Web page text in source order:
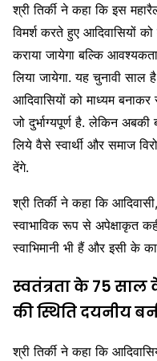
श्री तिर्की ने कहा कि इस
विमर्श करते हुए आदिवासियों
कराया जायेगा बल्कि
लिया जायेगा. यह चुनावी
आदिवासियों को माध्यम बनाकर
जो दुर्भाग्यपूर्ण है. लेकिन
लिये वैसे स्वार्थी और समाज
देंगे.
श्री तिर्की ने कहा कि
स्वाभाविक रूप से अपेक्षाकृत
स्वाभिमानी भी हैं और इसी के
स्वतंत्रता के 75
की स्थिति दयनीय
श्री तिर्की ने कहा कि